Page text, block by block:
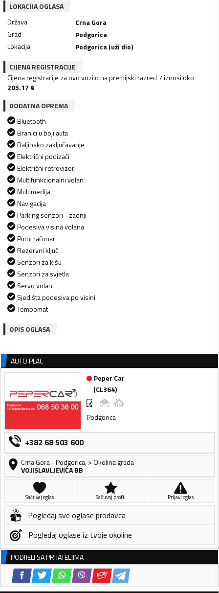
LOKACIJA OGLASA
Država
Crna Gora
Grad
Podgorica
Lokacija
Podgorica (uži dio)
CIJENA REGISTRACIJE
Cijena registracije za ovo vozilo na premijski razred 7 iznosi oko
205.17 €
DODATNA OPREMA
Bluetooth
Branici u boji auta
Daljinsko zaključavanje
Električni podizači
Električni retrovizori
Multifunkcionalni volan
Multimedija
Navigacija
Parking senzori - zadnji
Podesiva visina volana
Putni računar
Rezervni ključ
Senzori za kišu
Senzori za svjetla
Servo volan
Sjedišta podesiva po visini
Tempomat
OPIS OGLASA
AUTO PLAC
Peper Car
(CL364)
Podgorica
+382 68 503 600
Crna Gora-Podgorica,> Okolina grada
VOJISLAVLJEVIĆA BB
Sačuvaj oglas Sačuvaj profil Prijavi oglas
Pogledaj sve oglase prodavca
Pogledaj oglase iz tvoje okoline
PODIJELI SA PRIJATELJIMA